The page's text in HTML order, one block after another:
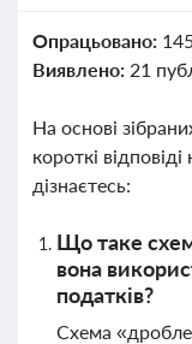
Опрацьовано:
Виявлено: 21
На основі
короткі
дізнаєтесь:
Що таке
вона
податків?
Схема